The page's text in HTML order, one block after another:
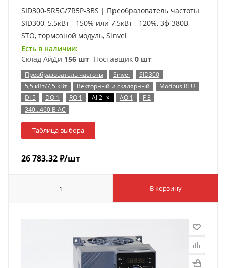
SID300-5R5G/7R5P-3BS | Преобразователь частоты
SID300, 5,5кВт - 150% или 7,5кВт - 120%, 3ф 380В,
STO, тормозной модуль, Sinvel
Есть в наличии:
Склад АйДи 156 шт Поставщик 0 шт
Преобразователь частоты Sinvel
SID300
5,5 кВт/7,5 кВт
Векторный и скалярный
Modbus RTU
DI 5
DO 1 RO 1 AI 2 x AO 1
F 3
340…460 В AC
Таблица выбора
26 783.32₽/шт
В корзину